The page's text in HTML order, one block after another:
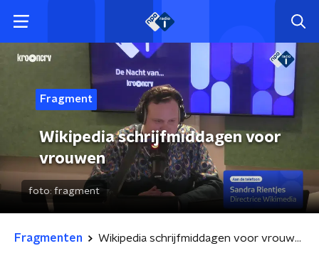
Fragment
Wikipedia schrijfmiddagen voor
vrouwen
foto: fragment
Fragmenten Wikipedia schrijfmiddagen voor vrouwen